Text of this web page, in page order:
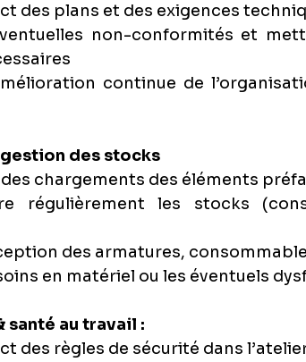
des plans et des exigences
non-conformités et
continue de
des stocks
chargements des éléments
régulièrement les stocks
des armatures,
en matériel ou les éventuels
santé au travail :
des règles de sécurité dans